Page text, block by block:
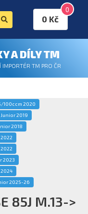
0
0 Kč
A DÍLY TM
IMPORTÉR TM PRO ČR
100ccm 2020
2019
2018
2022
2023
2025-26
85J M.13->